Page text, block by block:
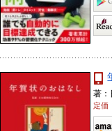
著：
定